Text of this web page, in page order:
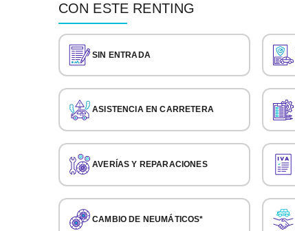
CON ESTE RENTING
SIN ENTRADA
ASISTENCIA EN CARRETERA
AVERÍAS Y REPARACIONES
CAMBIO DE NEUMÁTICOS*